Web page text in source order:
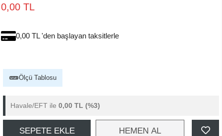
0,00 TL
0,00 TL 'den başlayan taksitlerle
Ölçü Tablosu
Havale/EFT ile 0,00 TL (%3)
SEPETE EKLE HEMEN AL